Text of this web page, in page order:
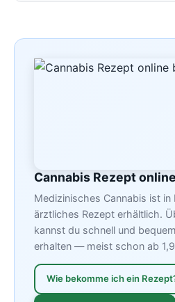
Cannabis Rezept
Medizinisches Cannabis ist in
ärztliches Rezept erhältlich.
kannst du schnell und
erhalten — meist schon ab
Wie bekomme ich ein